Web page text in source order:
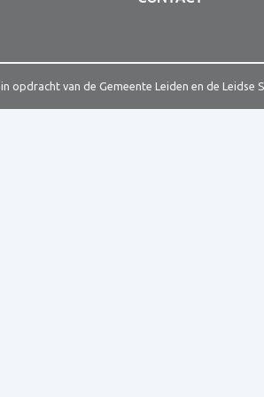
in opdracht van de Gemeente Leiden en de Leidse